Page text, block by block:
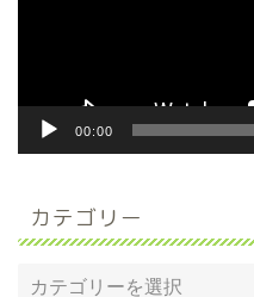
00:00
カテゴリー